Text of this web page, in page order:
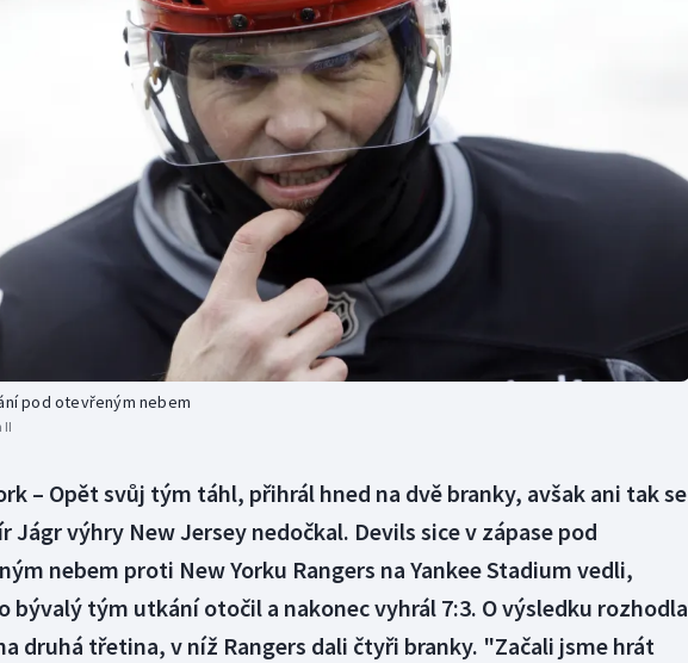
Moderní pětiboj
Motorsport
Olympijské hry
Parasport
Plážový volejbal
pod otevřeným nebem
II
– Opět svůj tým táhl, přihrál hned na dvě branky, avšak ani tak se
Jágr výhry New Jersey nedočkal. Devils sice v zápase pod
nebem proti New Yorku Rangers na Yankee Stadium vedli,
bývalý tým utkání otočil a nakonec vyhrál 7:3. O výsledku rozhodla
druhá třetina, v níž Rangers dali čtyři branky. "Začali jsme hrát